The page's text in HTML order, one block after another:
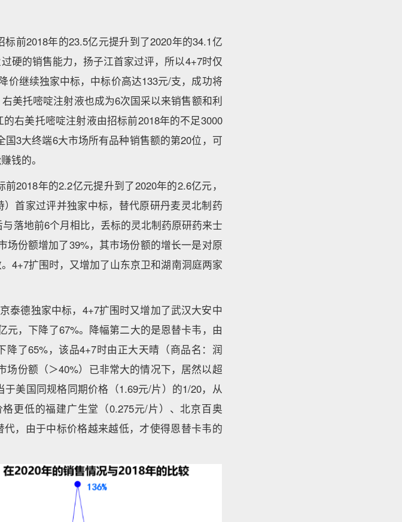
前2018年的23.5亿元提升到了2020年的34.1亿
硬的销售能力，扬子江首家过评，所以4+7时仅
价继续独家中标，中标价高达133元/支，成功将
美托嘧啶注射液也成为6次国采以来销售额和利
右美托嘧啶注射液由招标前2018年的不足3000
3大终端6大市场所有品种销售额的第20位，可
钱的。
2018年的2.2亿元提升到了2020年的2.6亿元，
首家过评并独家中标，替代原研丹麦灵北制药
落地前6个月相比，丢标的灵北制药原研药来士
份额增加了39%，其市场份额的增长一是对原
4+7扩围时，又增加了山东京卫和湖南洞庭两家
泰德独家中标，4+7扩围时又增加了武汉大安中
元，下降了67%。降幅第二大的是恩替卡韦，由
降了65%，该品4+7时由正大天晴（商品名：润
份额（＞40%）已非常大的情况下，居然以超
美国同规格同期价格（1.69元/片）的1/20，从
更低的福建广生堂（0.275元/片）、北京百奥
代，由于中标价格越来越低，才使得恩替卡韦的